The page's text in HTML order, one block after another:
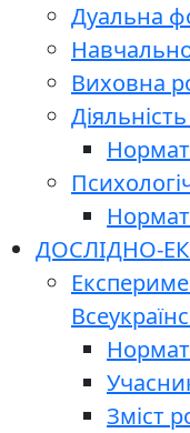
Дуальна
Виховна
ДОСЛІДНО-
Зміст